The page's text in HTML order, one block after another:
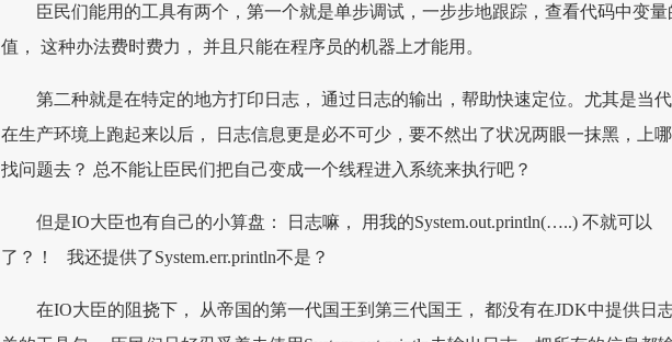
臣民们能用的工具有两个，第一个就是单步调试，一步步地跟踪，查看代码中变量
值， 这种办法费时费力， 并且只能在程序员的机器上才能用。
第二种就是在特定的地方打印日志， 通过日志的输出，帮助快速定位。尤其是当
在生产环境上跑起来以后， 日志信息更是必不可少，要不然出了状况两眼一抹黑，上
找问题去？ 总不能让臣民们把自己变成一个线程进入系统来执行吧？
但是IO大臣也有自己的小算盘： 日志嘛， 用我的System.out.println(…..) 不就可以
了？！ 我还提供了System.err.println不是？
在IO大臣的阻挠下， 从帝国的第一代国王到第三代国王， 都没有在JDK中提供日